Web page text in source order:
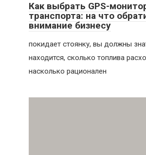
Как выбрать GPS-
транспорта: на что
внимание бизнесу
покидает стоянку, вы должны
находится, сколько топлива
насколько рационален